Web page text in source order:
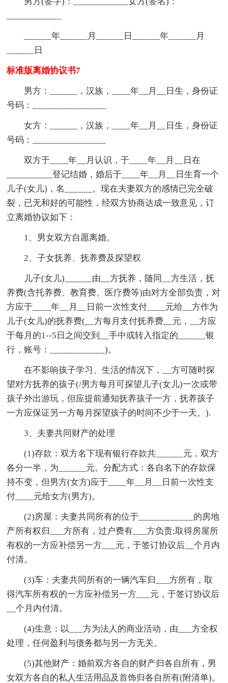
______年______月______日______年______月
______日
标准版离婚协议书7
男方：______，汉族，____年__月__日生，身份证
号码：________________
女方：______，汉族，____年__月__日生，身份证
号码：________________
双方于____年__月认识，于____年__月__日在
__________登记结婚，婚后于____年__月__日生育一个
儿子(女儿)，名______。现在夫妻双方的感情已完全破
裂，已无和好的可能性，经双方协商达成一致意见，订
立离婚协议如下：
1、男女双方自愿离婚。
2、子女抚养、抚养费及探望权
儿子(女儿)______由__方抚养，随同__方生活，抚
养费(含托养费、教育费、医疗费等)由对方全部负责，对
方应于____年__月__日前一次性支付____元给__方作为
儿子(女儿)的抚养费(__方每月支付抚养费__元，__方应
于每月的1--5日之间交到__手中或转入指定的______银
行，账号：____________)。
在不影响孩子学习、生活的情况下，__方可随时探
望对方抚养的孩子(/男方每月可探望儿子(女儿)一次或带
孩子外出游玩，但应提前通知抚养孩子一方，抚养孩子
一方应保证另一方每月探望孩子的时间不少于一天。).
3、夫妻共同财产的处理
(1)存款：双方名下现有银行存款共______元，双方
各分一半，为______元。分配方式：各自名下的存款保
持不变，但男方(女方)应于____年__月__日前一次性支
付____元给女方(男方)。
(2)房屋：夫妻共同所有的位于____________的房地
产所有权归___方所有，过户费有___方负责;取得房屋所
有权的一方应补偿另一方___元，于签订协议后__个月内
付清。
(3)车：夫妻共同所有的一辆汽车归___方所有，取
得汽车所有权的一方应补偿另一方___元，于签订协议后
__个月内付清。
(4)生意：以___方为法人的商业活动，由___方全权
处理，任何盈利与债务都与另一方无关。
(5)其他财产：婚前双方各自的财产归各自所有，男
女双方各自的私人生活用品及首饰归各自所有(附清单)。